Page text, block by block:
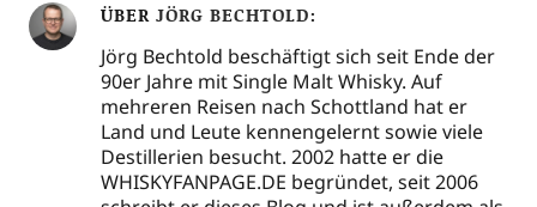
ÜBER JÖRG BECHTOLD
Jörg Bechtold beschäftigt sich seit Ende der
90er Jahre mit Single Malt Whisky. Auf
mehreren Reisen nach Schottland hat er
Land und Leute kennengelernt sowie viele
Destillerien besucht. 2002 hatte er die
WHISKYFANPAGE.DE begründet, seit 2006